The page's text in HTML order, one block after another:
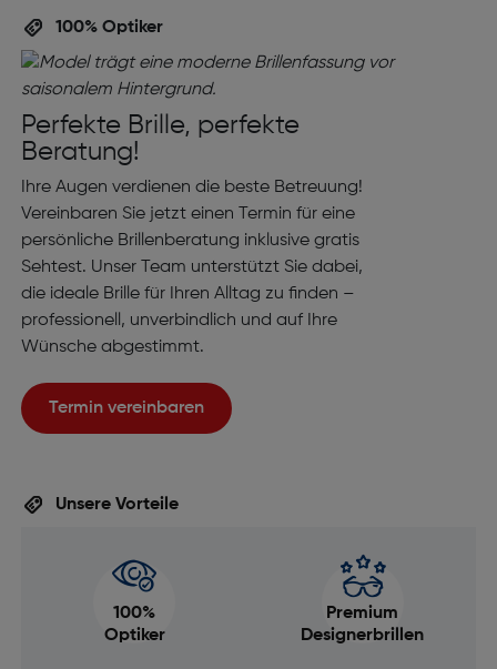
100% Optiker
Perfekte Brille, perfekte
Beratung!
Ihre Augen verdienen die beste Betreuung!
Vereinbaren Sie jetzt einen Termin für eine
persönliche Brillenberatung inklusive gratis
Sehtest. Unser Team unterstützt Sie dabei,
die ideale Brille für Ihren Alltag zu finden –
professionell, unverbindlich und auf Ihre
Wünsche abgestimmt.
Termin vereinbaren
Unsere Vorteile
100%
Optiker
Premium
Designerbrillen